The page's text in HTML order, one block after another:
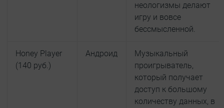
неологизмы делают
игру и вовсе
бессмысленной.
Honey Player
(140 руб.)
Андроид
Музыкальный
проигрыватель,
который получает
доступ к большому
количеству данных, в